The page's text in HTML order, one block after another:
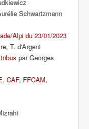
Schwartzmann
Alpi du 23/01/2023
T. d'Argent
par Georges
CAF, FFCAM,